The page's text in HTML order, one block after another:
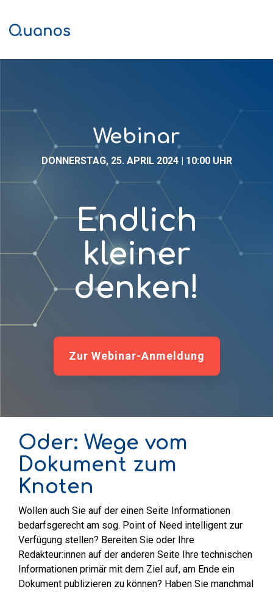
the
Webinar
DONNERSTAG, 25. APRIL 2024 | 10:00 UHR
Endlich
kleiner
denken!
Zur Webinar-Anmeldung
Oder: Wege vom
Dokument zum
Knoten
Wollen auch Sie auf der einen Seite Informationen
bedarfsgerecht am sog. Point of Need intelligent zur
Verfügung stellen? Bereiten Sie oder Ihre
Redakteur:innen auf der anderen Seite Ihre technischen
Informationen primär mit dem Ziel auf, am Ende ein
Dokument publizieren zu können? Haben Sie manchmal